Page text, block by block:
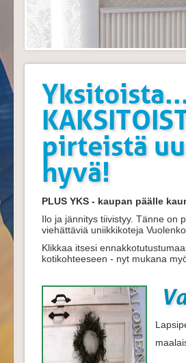
pirteistä
hyvä!
PLUS YKS - kaupan päälle
Ilo ja jännitys tiivistyy. Tänne on
viehättäviä uniikkikoteja
Klikkaa itsesi
kotikohteeseen - nyt mukana